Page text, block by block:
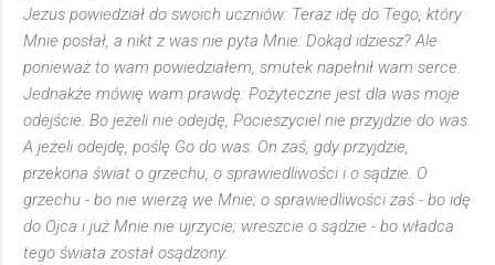
Jezus powiedział do swoich uczniów: Teraz idę do Tego, który
Mnie posłał, a nikt z was nie pyta Mnie: Dokąd idziesz? Ale
ponieważ to wam powiedziałem, smutek napełnił wam serce.
Jednakże mówię wam prawdę: Pożyteczne jest dla was moje
odejście. Bo jeżeli nie odejdę, Pocieszyciel nie przyjdzie do was.
A jeżeli odejdę, poślę Go do was. On zaś, gdy przyjdzie,
przekona świat o grzechu, o sprawiedliwości i o sądzie. O
grzechu - bo nie wierzą we Mnie; o sprawiedliwości zaś - bo idę
do Ojca i już Mnie nie ujrzycie; wreszcie o sądzie - bo władca
tego świata został osądzony.